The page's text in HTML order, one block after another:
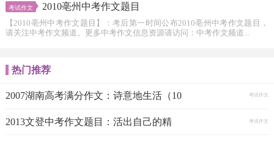
考试作文 2010亳州中考作文题目
【2010亳州中考作文题目】：考后第一时间公布2010亳州中考作文题目，
请关注中考作文频道。更多中考作文信息资源请访问：中考作文频道...
热门推荐
2007湖南高考满分作文：诗意地生活（10 考试作文
2013文登中考作文题目：活出自己的精 考试作文